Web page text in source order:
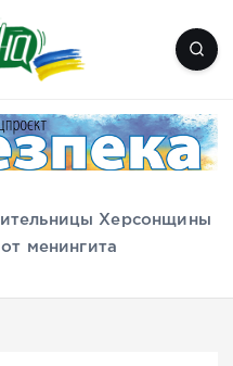
Одеса, Мелітополь
Херсонщины
менингита